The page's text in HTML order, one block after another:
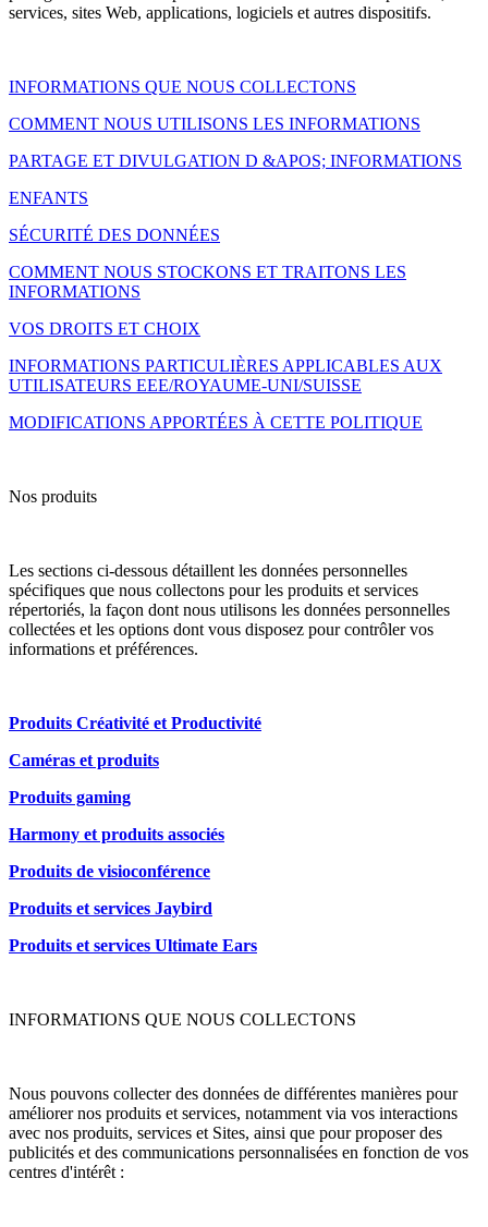
services, sites Web, applications, logiciels et autres dispositifs.
INFORMATIONS QUE NOUS COLLECTONS
COMMENT NOUS UTILISONS LES INFORMATIONS
PARTAGE ET DIVULGATION D &APOS; INFORMATIONS
ENFANTS
SÉCURITÉ DES DONNÉES
COMMENT NOUS STOCKONS ET TRAITONS LES
INFORMATIONS
VOS DROITS ET CHOIX
INFORMATIONS PARTICULIÈRES APPLICABLES AUX
UTILISATEURS EEE/ROYAUME-UNI/SUISSE
MODIFICATIONS APPORTÉES À CETTE POLITIQUE
Nos produits
Les sections ci-dessous détaillent les données personnelles
spécifiques que nous collectons pour les produits et services
répertoriés, la façon dont nous utilisons les données personnelles
collectées et les options dont vous disposez pour contrôler vos
informations et préférences.
Produits Créativité et Productivité
Caméras et produits
Produits gaming
Harmony et produits associés
Produits de visioconférence
Produits et services Jaybird
Produits et services Ultimate Ears
INFORMATIONS QUE NOUS COLLECTONS
Nous pouvons collecter des données de différentes manières pour
améliorer nos produits et services, notamment via vos interactions
avec nos produits, services et Sites, ainsi que pour proposer des
publicités et des communications personnalisées en fonction de vos
centres d'intérêt :